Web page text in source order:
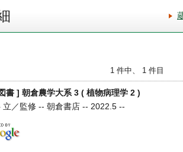
1 件中、 1 件目
書 ] 朝倉農学大系 3 ( 植物病理学 2 )
立／監修 -- 朝倉書店 -- 2022.5 --